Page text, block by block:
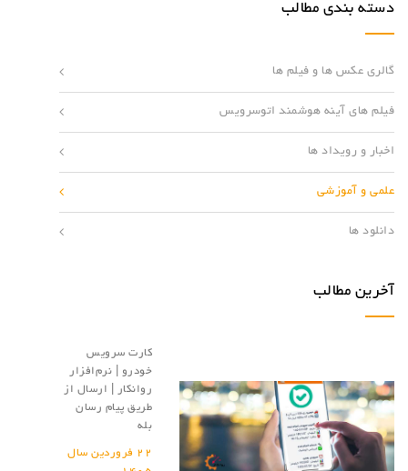
دسته بندی مطالب
گالری عکس ها و فیلم ها
فیلم های آینه هوشمند اتوسرویس
اخبار و رویداد ها
علمی و آموزشی
دانلود ها
آخرین مطالب
کارت سرویس
خودرو | نرم‌افزار
روانکار | ارسال از
طریق پیام رسان
بله
22 فروردین سال